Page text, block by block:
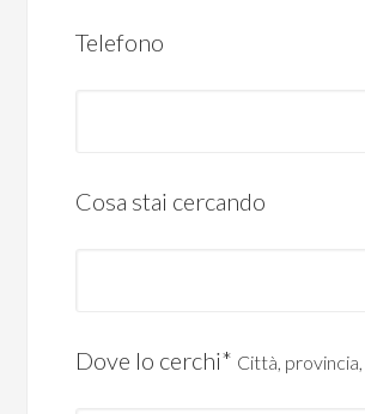
Telefono
Cosa stai cercando
Dove lo cerchi* Città, provincia,